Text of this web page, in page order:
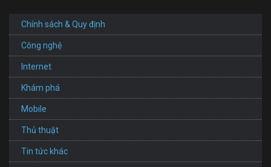
Chính sách & Quy định
Công nghệ
Internet
Khám phá
Mobile
Thủ thuật
Tin tức khác